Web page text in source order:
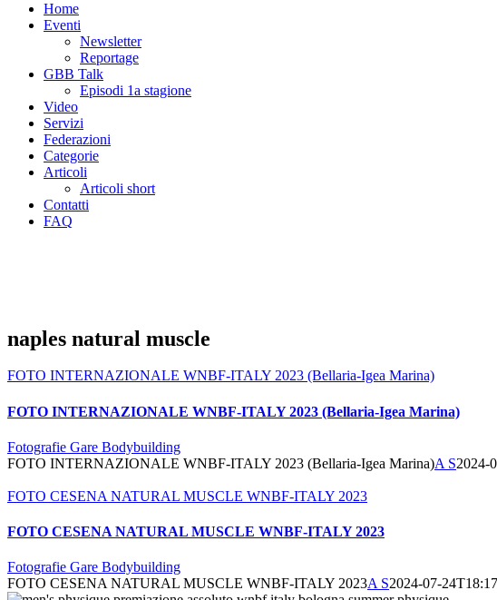
Home
Eventi
Newsletter
Reportage
GBB Talk
Episodi 1a stagione
Video
Servizi
Federazioni
Categorie
Articoli
Articoli short
Contatti
FAQ
naples natural muscle
FOTO INTERNAZIONALE WNBF-ITALY 2023 (Bellaria-Igea Marina)
FOTO INTERNAZIONALE WNBF-ITALY 2023 (Bellaria-Igea Marina)
Fotografie Gare Bodybuilding
FOTO INTERNAZIONALE WNBF-ITALY 2023 (Bellaria-Igea Marina)A S2024-
FOTO CESENA NATURAL MUSCLE WNBF-ITALY 2023
FOTO CESENA NATURAL MUSCLE WNBF-ITALY 2023
Fotografie Gare Bodybuilding
FOTO CESENA NATURAL MUSCLE WNBF-ITALY 2023A S2024-07-